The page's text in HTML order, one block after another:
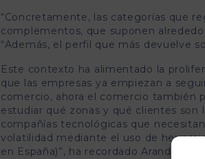
“Concretamente, las categorías que
complementos, que suponen
“Además, el perfil que más devuelve
Este contexto ha alimentado la
que las empresas ya empiezan a
comercio, ahora el comercio también
estudiar qué zonas y qué clientes
compañías tecnológicas que
volatilidad mediante el uso de
en España)”, ha recordado Aranda.